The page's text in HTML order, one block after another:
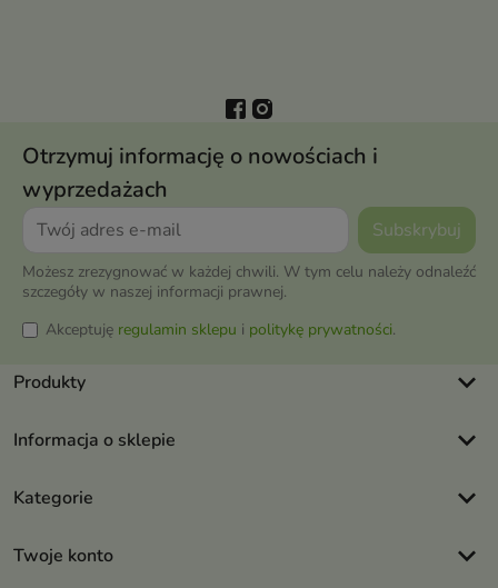
Otrzymuj informację o nowościach i
wyprzedażach
Możesz zrezygnować w każdej chwili. W tym celu należy odnaleźć
szczegóły w naszej informacji prawnej.
Akceptuję regulamin sklepu i politykę prywatności.
Produkty keyboard_arrow_down
Informacja o sklepie keyboard_arrow_down
Kategorie keyboard_arrow_down
Twoje konto keyboard_arrow_down